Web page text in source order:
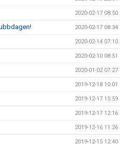
2020-02-17 08:50
2020-02-17 08:34
2020-02-14 07:10
2020-02-10 08:51
2020-01-02 07:27
2019-12-18 10:01
2019-12-17 15:59
2019-12-17 12:16
2019-12-16 11:26
2019-12-15 12:40